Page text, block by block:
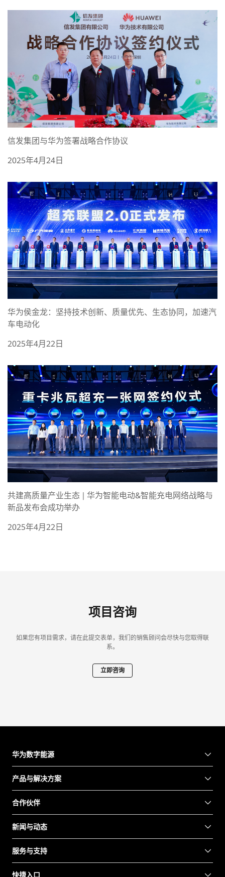
信发集团与华为签署战略合作协议
2025年4月24日
华为侯金龙：坚持技术创新、质量优先、生态协同，加速汽
车电动化
2025年4月22日
共建高质量产业生态 | 华为智能电动&智能充电网络战略与
新品发布会成功举办
2025年4月22日
项目咨询
如果您有项目需求，请在此提交表单，我们的销售顾问会尽快与您取得联
系。
立即咨询
华为数字能源
产品与解决方案
合作伙伴
新闻与动态
服务与支持
快捷入口